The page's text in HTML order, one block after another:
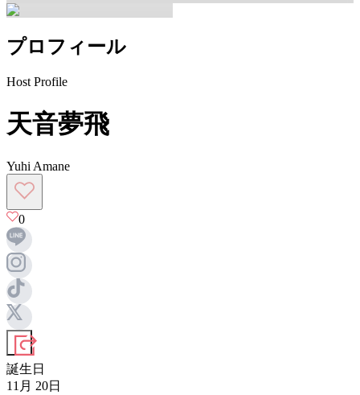
プロフィール
Host Profile
天音夢飛
Yuhi Amane
0
誕生日
11月 20日